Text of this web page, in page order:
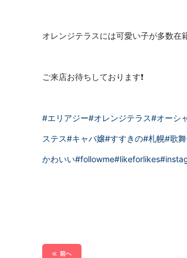
オレンジテラスには可愛い子が多数在
ご来店お待ちしております❗️
#エリアジー#オレンジテラス#オーシ
ステス#キャバ嬢#すすきの#札幌#歌
かわいい#followme#likeforlikes
前へ